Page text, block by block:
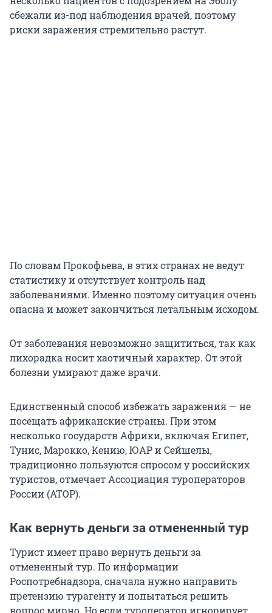
сбежали из-под наблюдения врачей, поэтому
риски заражения стремительно растут.
По словам Прокофьева, в этих странах не ведут
статистику и отсутствует контроль над
заболеваниями. Именно поэтому ситуация очень
опасна и может закончиться летальным исходом.
От заболевания невозможно защититься, так как
лихорадка носит хаотичный характер. От этой
болезни умирают даже врачи.
Единственный способ избежать заражения — не
посещать африканские страны. При этом
несколько государств Африки, включая Египет,
Тунис, Марокко, Кению, ЮАР и Сейшелы,
традиционно пользуются спросом у российских
туристов, отмечает Ассоциация туроператоров
России (АТОР).
Как вернуть деньги за отмененный тур
Турист имеет право вернуть деньги за
отмененный тур. По информации
Роспотребнадзора, сначала нужно направить
претензию турагенту и попытаться решить
вопрос мирно. Но если туроператор игнорирует